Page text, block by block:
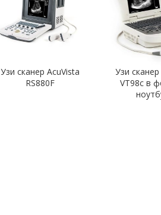
Узи сканер AcuVista
RS880F
Узи
VT98c в